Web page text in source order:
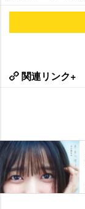
関連リンク+